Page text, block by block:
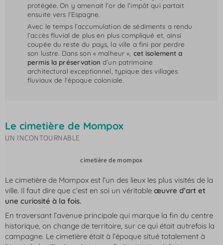
protégée. On y amenait l’or de l’impôt qui partait
ensuite vers l’Espagne.
Avec le temps l’accumulation de sédiments a rendu
l’accès fluvial de plus en plus compliqué et, ainsi
coupée du reste du pays, la ville a fini par perdre
son lustre. Dans son « malheur », cet isolement a
permis la préservation d’un patrimoine
architectural exceptionnel, typique des villages
fluviaux de l’époque coloniale.
Le cimetière de Mompox
UN INCONTOURNABLE
cimetière de mompox
Le cimetière de Mompox est l’un des lieux les plus visités de la
ville. Il faut dire que c’est en soi un véritable œuvre d’art et
une curiosité à la fois.
En traversant l’avenue principale qui marque la fin du centre
historique, on change de territoire, sur ce qui était autrefois la
campagne. Le cimetière était à l’époque situé totalement à